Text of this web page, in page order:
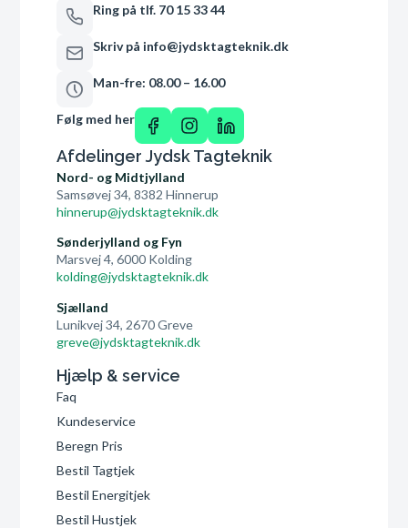
Ring på tlf. 70 15 33 44
Skriv på info@jydsktagteknik.dk
Man-fre: 08.00 – 16.00
Følg med her
Afdelinger Jydsk Tagteknik
Nord- og Midtjylland
Samsøvej 34, 8382 Hinnerup
hinnerup@jydsktagteknik.dk
Sønderjylland og Fyn
Marsvej 4, 6000 Kolding
kolding@jydsktagteknik.dk
Sjælland
Lunikvej 34, 2670 Greve
greve@jydsktagteknik.dk
Hjælp & service
Faq
Kundeservice
Beregn Pris
Bestil Tagtjek
Bestil Energitjek
Bestil Hustjek